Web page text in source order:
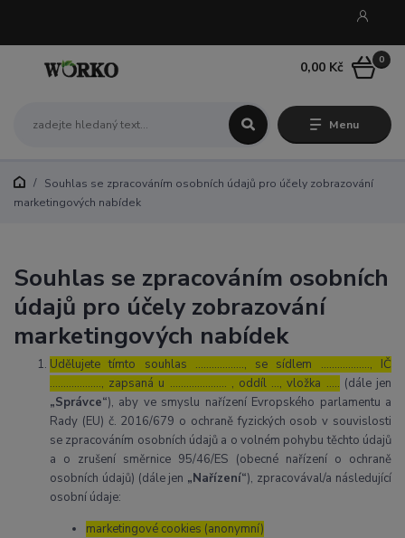
Menu
0
0,00 Kč
Souhlas se zpracováním osobních údajů pro účely zobrazování
marketingových nabídek
Souhlas se zpracováním osobních
údajů pro účely zobrazování
marketingových nabídek
Udělujete tímto souhlas ……………..., se sídlem ………………, IČ
………………., zapsaná u ………………… , oddíl …, vložka ….. (dále jen
„Správce“), aby ve smyslu nařízení Evropského parlamentu a
Rady (EU) č. 2016/679 o ochraně fyzických osob v souvislosti
se zpracováním osobních údajů a o volném pohybu těchto údajů
a o zrušení směrnice 95/46/ES (obecné nařízení o ochraně
osobních údajů) (dále jen „Nařízení“), zpracovával/a následující
osobní údaje:
marketingové cookies (anonymní)